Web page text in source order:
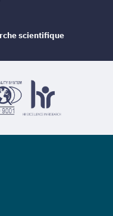
scientifique